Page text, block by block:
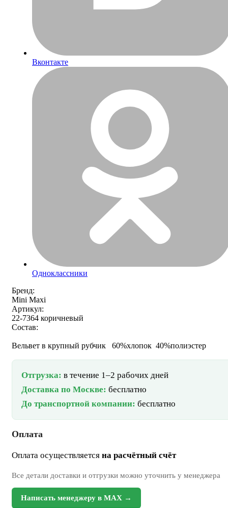
Вконтакте
Одноклассники
Бренд:
Mini Maxi
Артикул:
22-7364 коричневый
Состав:
Вельвет в крупный рубчик 60%хлопок 40%полиэстер
Отгрузка: в течение 1–2 рабочих дней
Доставка по Москве: бесплатно
До транспортной компании: бесплатно
Оплата
Оплата осуществляется на расчётный счёт
Все детали доставки и отгрузки можно уточнить у менеджера
Написать менеджеру в MAX →